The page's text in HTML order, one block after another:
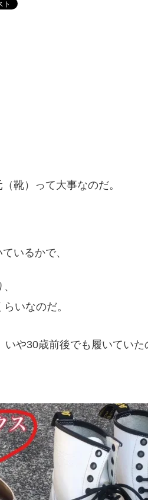
靴）って大事なのだ。
いるかで、
いなのだ。
や30歳前後でも履いていた